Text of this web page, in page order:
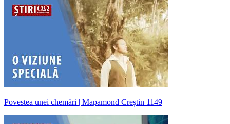
Povestea unei chemări | Mapamond Creștin 1149